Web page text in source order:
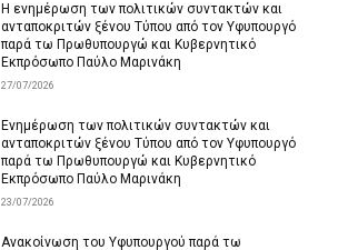
Η ενημέρωση των πολιτικών συντακτών και
ανταποκριτών ξένου Τύπου από τον Υφυπουργό
παρά τω Πρωθυπουργώ και Κυβερνητικό
Εκπρόσωπο Παύλο Μαρινάκη
27/07/2026
Ενημέρωση των πολιτικών συντακτών και
ανταποκριτών ξένου Τύπου από τον Υφυπουργό
παρά τω Πρωθυπουργώ και Κυβερνητικό
Εκπρόσωπο Παύλο Μαρινάκη
23/07/2026
Ανακοίνωση του Υφυπουργού παρά τω